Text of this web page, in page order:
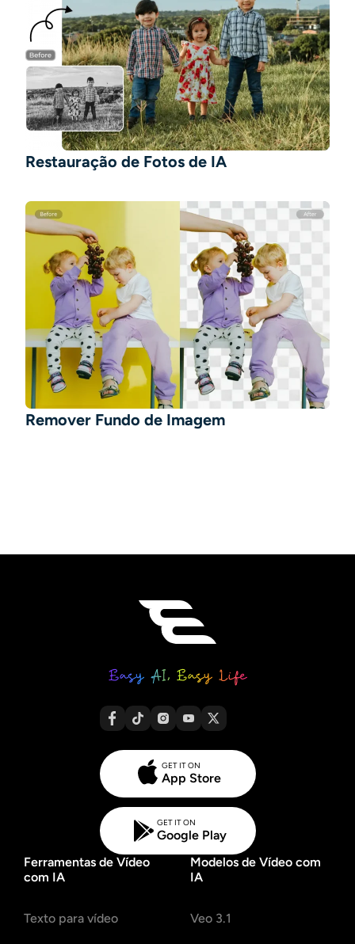
Restauração de Fotos de IA
Remover Fundo de Imagem
GET IT ON
App Store
GET IT ON
Google Play
Ferramentas de Vídeo
com IA
Texto para vídeo
Modelos de Vídeo com
IA
Veo 3.1